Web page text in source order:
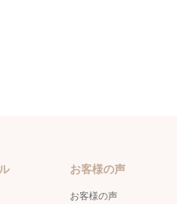
お客様の声
お客様の声